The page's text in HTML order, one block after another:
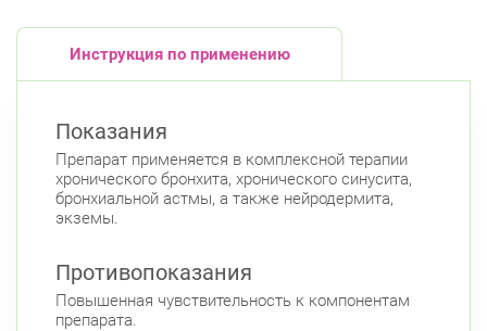
Инструкция по применению
Показания
Препарат применяется в комплексной терапии
хронического бронхита, хронического синусита,
бронхиальной астмы, а также нейродермита,
экземы.
Противопоказания
Повышенная чувствительность к компонентам
препарата.